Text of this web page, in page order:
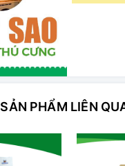
SẢN PHẨM LIÊN